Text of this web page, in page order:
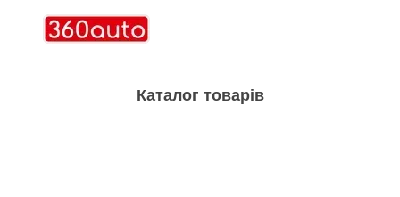
Каталог товарів